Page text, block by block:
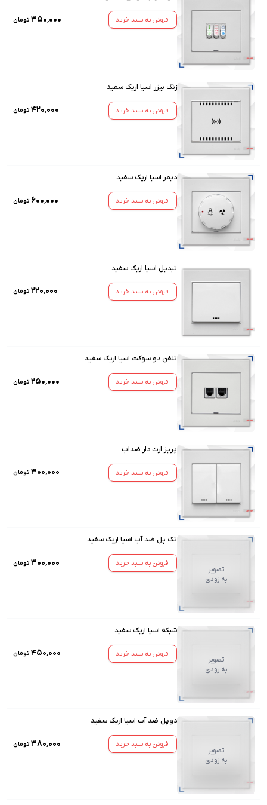
افزودن به سبد خرید ۳۵۰٬۰۰۰ تومان
زنگ بیزر اسیا اریک سفید
افزودن به سبد خرید ۴۲۰٬۰۰۰ تومان
دیمر اسیا اریک سفید
افزودن به سبد خرید ۶۰۰٬۰۰۰ تومان
تبدیل اسیا اریک سفید
افزودن به سبد خرید ۲۲۰٬۰۰۰ تومان
تلفن دو سوکت اسیا اریک سفید
افزودن به سبد خرید ۲۵۰٬۰۰۰ تومان
پریز ارت دار ضداب
افزودن به سبد خرید ۳۰۰٬۰۰۰ تومان
تصویر
به زودی
تک پل ضد آب اسیا اریک سفید
افزودن به سبد خرید ۳۰۰٬۰۰۰ تومان
تصویر
به زودی
شبکه اسیا اریک سفید
افزودن به سبد خرید ۴۵۰٬۰۰۰ تومان
تصویر
به زودی
دوپل ضد آب اسیا اریک سفید
افزودن به سبد خرید ۳۸۰٬۰۰۰ تومان